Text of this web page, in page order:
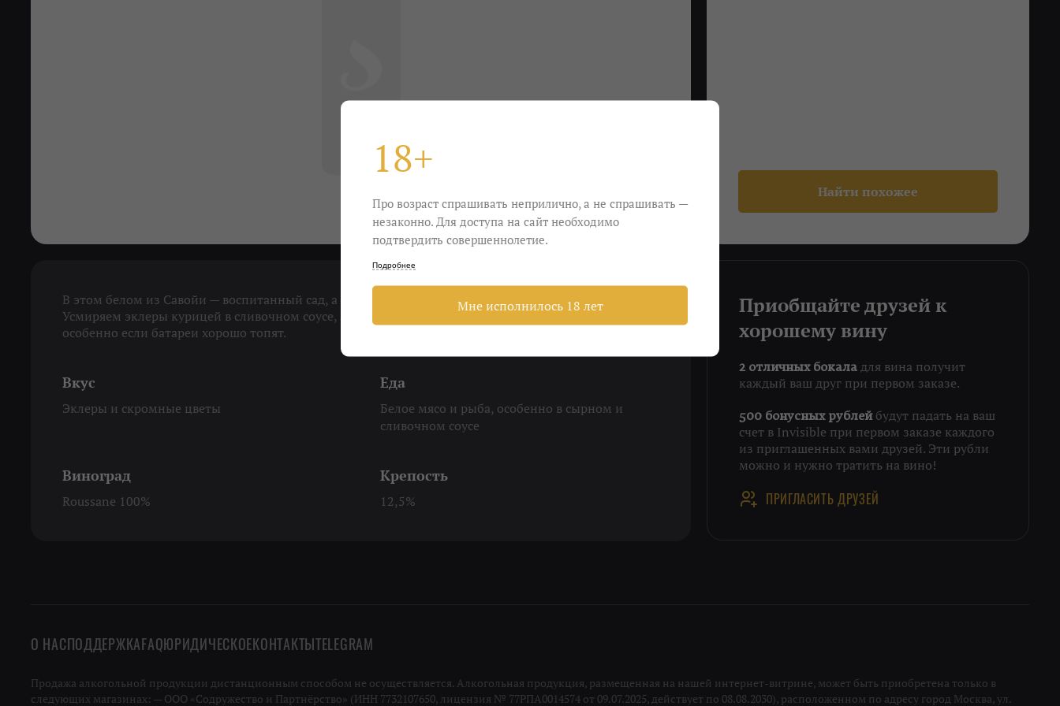
Найти похожее
В этом белом из Савойи — воспитанный сад, а там дует свежий ветерок и обитают бодрые эклеры.
Усмиряем эклеры курицей в сливочном соусе, а ветерок пусть дует. Голову освежать нужно и зимой,
особенно если батареи хорошо топят.
Вкус
Эклеры и скромные цветы
Еда
Белое мясо и рыба, особенно в сырном и
сливочном соусе
Виноград
Roussane 100%
Крепость
12,5%
Приобщайте друзей к
хорошему вину
2 отличных бокала для вина получит
каждый ваш друг при первом заказе.
500 бонусных рублейбудут падать на ваш
счет в Invisible при первом заказе каждого
из приглашенных вами друзей. Эти рубли
можно и нужно тратить на вино!
ПРИГЛАСИТЬ ДРУЗЕЙ
О НАСПОДДЕРЖКАFAQЮРИДИЧЕСКОЕКОНТАКТЫTELEGRAM
Продажа алкогольной продукции дистанционным способом не осуществляется. Алкогольная продукция, размещенная на нашей интернет-витрине, может быть приобретена только в
следующих магазинах: — ООО «Содружество и Партнёрство» (ИНН 7732107650, лицензия № 77РПА0014574 от 09.07.2025, действует по 08.08.2030), расположенном по адресу город Москва, ул.
18+
Про возраст спрашивать неприлично, а не спрашивать —
незаконно. Для доступа на сайт необходимо
подтвердить совершеннолетие.
Подробнее
Мне исполнилось 18 лет